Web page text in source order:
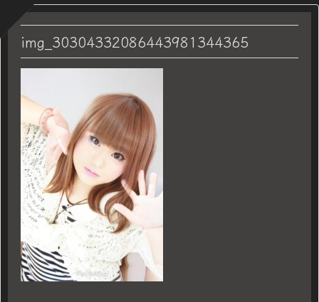
img_30304332086443981344365